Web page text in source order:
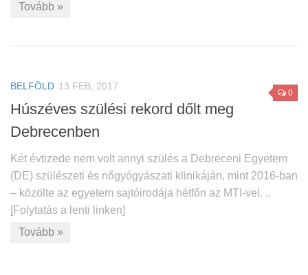
Tovább »
0
BELFÖLD 13 FEB, 2017
Húszéves szülési rekord dőlt meg
Debrecenben
Két évtizede nem volt annyi szülés a Debreceni Egyetem
(DE) szülészeti és nőgyógyászati klinikáján, mint 2016-ban
– közölte az egyetem sajtóirodája hétfőn az MTI-vel. ..
[Folytatás a lenti linken]
Tovább »